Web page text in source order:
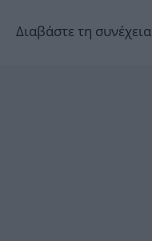
Διαβάστε τη συνέχεια